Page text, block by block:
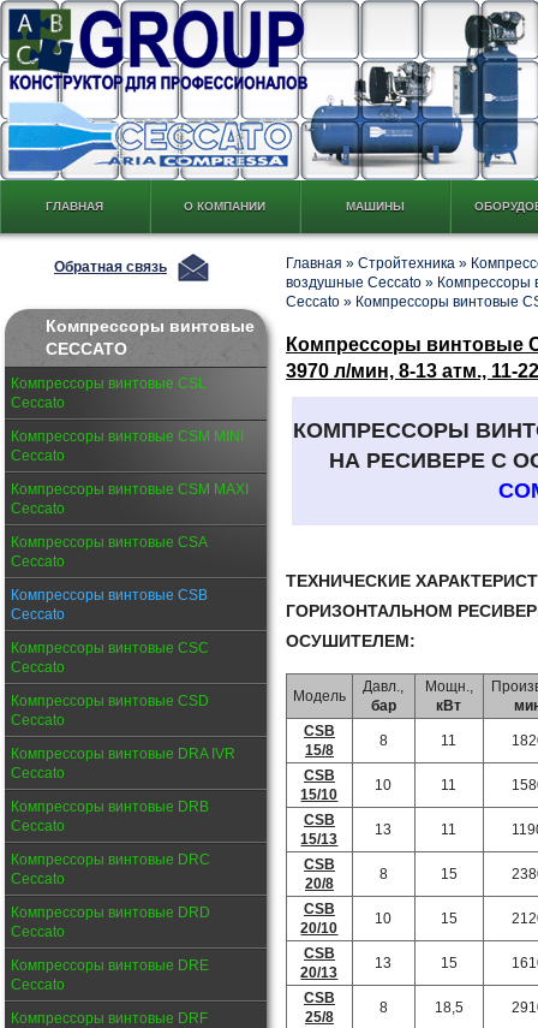
ГЛАВНАЯ О КОМПАНИИ МАШИНЫ
Обратная связь
Компрессоры винтовые
CECCATO
Компрессоры винтовые CSL
Ceccato
Компрессоры винтовые CSM MINI
Ceccato
Компрессоры винтовые CSM MAXI
Ceccato
Компрессоры винтовые CSA
Ceccato
Компрессоры винтовые CSB
Ceccato
Компрессоры винтовые CSC
Ceccato
Компрессоры винтовые CSD
Ceccato
Компрессоры винтовые DRA IVR
Ceccato
Компрессоры винтовые DRB
Ceccato
Компрессоры винтовые DRC
Ceccato
Компрессоры винтовые DRD
Ceccato
Компрессоры винтовые DRE
Ceccato
Компрессоры винтовые DRF
Главная » Стройтехника »
воздушные Ceccato » Компрессоры
Ceccato » Компрессоры винтовые
Компрессоры винтовые
3970 л/мин, 8-13 атм., 11-
КОМПРЕССОРЫ
НА РЕСИВЕРЕ С
ТЕХНИЧЕСКИЕ
ГОРИЗОНТАЛЬНОМ
ОСУШИТЕЛЕМ:
Модель
Давл.,
бар
Мощн.,
кВт
CSB
15/8
8 11
CSB
15/10
10 11
CSB
15/13
13 11
CSB
20/8
8 15
CSB
20/10
10 15
CSB
20/13
13 15
CSB
25/8
8 18,5